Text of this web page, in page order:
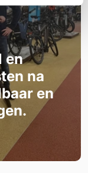
en
na
en